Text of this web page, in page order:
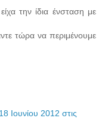
την ίδια ένσταση με
τώρα να περιμένουμε
18 Ιουνίου 2012 στις